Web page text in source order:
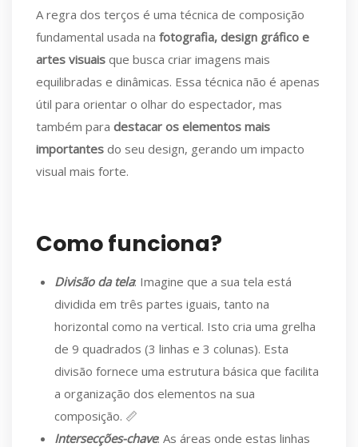
A regra dos terços é uma técnica de composição
fundamental usada na fotografia, design gráfico e
artes visuais que busca criar imagens mais
equilibradas e dinâmicas. Essa técnica não é apenas
útil para orientar o olhar do espectador, mas
também para destacar os elementos mais
importantes do seu design, gerando um impacto
visual mais forte.
Como funciona?
Divisão da tela: Imagine que a sua tela está
dividida em três partes iguais, tanto na
horizontal como na vertical. Isto cria uma grelha
de 9 quadrados (3 linhas e 3 colunas). Esta
divisão fornece uma estrutura básica que facilita
a organização dos elementos na sua
composição. 📏
Intersecções-chave: As áreas onde estas linhas